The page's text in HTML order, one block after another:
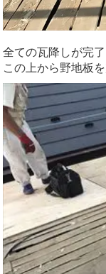
全ての瓦降しが完
この上から野地板